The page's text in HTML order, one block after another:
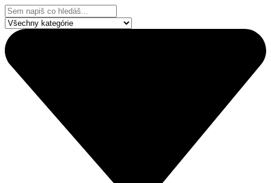
Přejít
k
obsahu
Search
...